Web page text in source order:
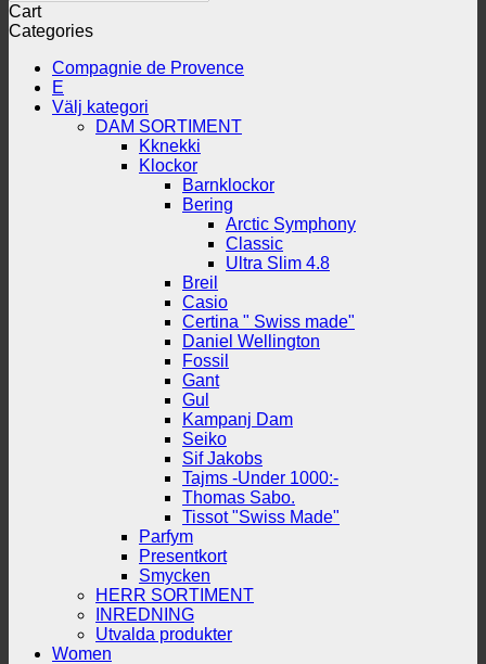
Cart
Categories
Compagnie de Provence
E
Välj kategori
DAM SORTIMENT
Kknekki
Klockor
Barnklockor
Bering
Arctic Symphony
Classic
Ultra Slim 4.8
Breil
Casio
Certina " Swiss made"
Daniel Wellington
Fossil
Gant
Gul
Kampanj Dam
Seiko
Sif Jakobs
Tajms -Under 1000:-
Thomas Sabo.
Tissot "Swiss Made"
Parfym
Presentkort
Smycken
HERR SORTIMENT
INREDNING
Utvalda produkter
Women